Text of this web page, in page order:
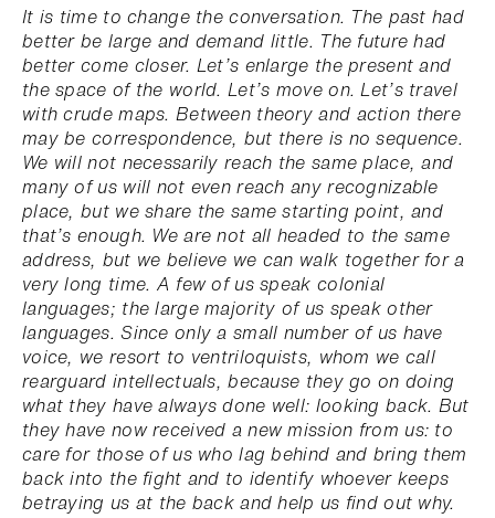
It is time to change the conversation. The past had
better be large and demand little. The future had
better come closer. Let’s enlarge the present and
the space of the world. Let’s move on. Let’s travel
with crude maps. Between theory and action there
may be correspondence, but there is no sequence.
We will not necessarily reach the same place, and
many of us will not even reach any recognizable
place, but we share the same starting point, and
that’s enough. We are not all headed to the same
address, but we believe we can walk together for a
very long time. A few of us speak colonial
languages; the large majority of us speak other
languages. Since only a small number of us have
voice, we resort to ventriloquists, whom we call
rearguard intellectuals, because they go on doing
what they have always done well: looking back. But
they have now received a new mission from us: to
care for those of us who lag behind and bring them
back into the fight and to identify whoever keeps
betraying us at the back and help us find out why.